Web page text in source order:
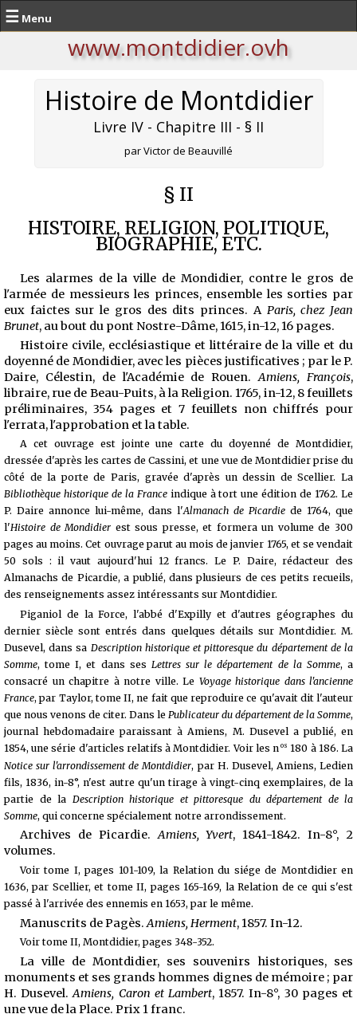
☰ Menu
www.montdidier.ovh
Histoire de Montdidier
Livre IV - Chapitre III - § II
par Victor de Beauvillé
§ II
HISTOIRE, RELIGION, POLITIQUE,
BIOGRAPHIE, ETC.
Les alarmes de la ville de Mondidier, contre le gros de
l'armée de messieurs les princes, ensemble les sorties par
eux faictes sur le gros des dits princes. A Paris, chez Jean
Brunet, au bout du pont Nostre-Dâme, 1615, in-12, 16 pages.
Histoire civile, ecclésiastique et littéraire de la ville et du
doyenné de Mondidier, avec les pièces justificatives ; par le P.
Daire, Célestin, de l'Académie de Rouen.Amiens, François,
libraire, rue de Beau-Puits, à la Religion. 1765, in-12, 8 feuillets
préliminaires, 354 pages et 7 feuillets non chiffrés pour
l'errata, l'approbation et la table.
A cet ouvrage est jointe une carte du doyenné de Montdidier,
dressée d'après les cartes de Cassini, et une vue de Montdidier prise du
côté de la porte de Paris, gravée d'après un dessin de Scellier. La
Bibliothèque historique de la Franceindique à tort une édition de 1762. Le
P. Daire annonce lui-même, dans l'Almanach de Picardie de 1764, que
l'Histoire de Mondidier est sous presse, et formera un volume de 300
pages au moins.Cet ouvrage parut au mois de janvier 1765, et se vendait
50 sols : il vaut aujourd'hui 12 francs. Le P. Daire, rédacteur des
Almanachs de Picardie, a publié, dans plusieurs de ces petits recueils,
des renseignements assez intéressants sur Montdidier.
Piganiol de la Force, l'abbé d'Expilly et d'autres géographes du
dernier siècle sont entrés dans quelques détails sur Montdidier. M.
Dusevel, dans sa Description historique et pittoresque du département de la
Somme, tome I, et dans ses Lettres sur le département de la Somme, a
consacré un chapitre à notre ville. Le Voyage historique dans l'ancienne
France, par Taylor, tome II, ne fait que reproduire ce qu'avait dit l'auteur
que nous venons de citer. Dans le Publicateur du département de la Somme,
journal hebdomadaire paraissant à Amiens, M. Dusevel a publié, en
1854, une série d'articles relatifs à Montdidier. Voir les n os 180 à 186. La
Notice sur l'arrondissement de Montdidier, par H. Dusevel, Amiens, Ledien
fils, 1836, in-8°, n'est autre qu'un tirage à vingt-cinq exemplaires, de la
partie de la Description historique et pittoresque du département de la
Somme, qui concerne spécialement notre arrondissement.
Archives de Picardie.Amiens, Yvert, 1841-1842. In-8°, 2
volumes.
Voir tome I, pages 101-109, la Relation du siége de Montdidier en
1636, par Scellier, et tome II, pages 165-169, la Relation de ce qui s'est
passé à l'arrivée des ennemis en 1653, par le même.
Manuscrits de Pagès. Amiens, Herment, 1857. In-12.
Voir tome II, Montdidier, pages 348-352.
La ville de Montdidier, ses souvenirs historiques, ses
monuments et ses grands hommes dignes de mémoire ; par
H. Dusevel.Amiens, Caron et Lambert, 1857. In-8°, 30 pages et
une vue de la Place. Prix 1 franc.